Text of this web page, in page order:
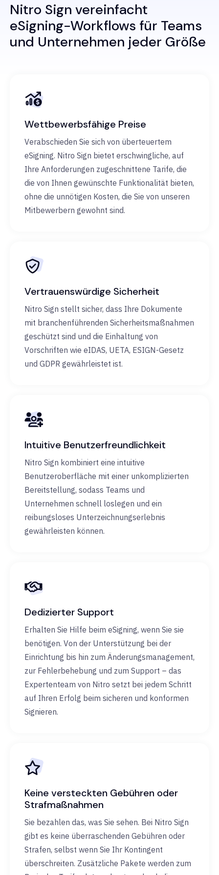
Nitro Sign vereinfacht
eSigning-Workflows für Teams
und Unternehmen jeder Größe
Wettbewerbsfähige Preise
Verabschieden Sie sich von überteuertem
eSigning. Nitro Sign bietet erschwingliche, auf
Ihre Anforderungen zugeschnittene Tarife, die
die von Ihnen gewünschte Funktionalität bieten,
ohne die unnötigen Kosten, die Sie von unseren
Mitbewerbern gewohnt sind.
Vertrauenswürdige Sicherheit
Nitro Sign stellt sicher, dass Ihre Dokumente
mit branchenführenden Sicherheitsmaßnahmen
geschützt sind und die Einhaltung von
Vorschriften wie eIDAS, UETA, ESIGN-Gesetz
und GDPR gewährleistet ist.
Intuitive Benutzerfreundlichkeit
Nitro Sign kombiniert eine intuitive
Benutzeroberfläche mit einer unkomplizierten
Bereitstellung, sodass Teams und
Unternehmen schnell loslegen und ein
reibungsloses Unterzeichnungserlebnis
gewährleisten können.
Dedizierter Support
Erhalten Sie Hilfe beim eSigning, wenn Sie sie
benötigen. Von der Unterstützung bei der
Einrichtung bis hin zum Änderungsmanagement,
zur Fehlerbehebung und zum Support – das
Expertenteam von Nitro setzt bei jedem Schritt
auf Ihren Erfolg beim sicheren und konformen
Signieren.
Keine versteckten Gebühren oder
Strafmaßnahmen
Sie bezahlen das, was Sie sehen. Bei Nitro Sign
gibt es keine überraschenden Gebühren oder
Strafen, selbst wenn Sie Ihr Kontingent
überschreiten. Zusätzliche Pakete werden zum